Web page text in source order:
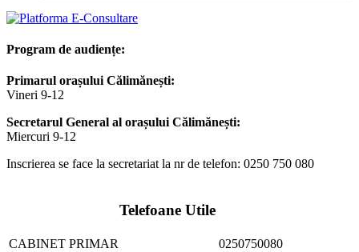
Program de audiențe:
Primarul orașului Călimănești:
Vineri 9-12
Secretarul General al orașului Călimănești:
Miercuri 9-12
Inscrierea se face la secretariat la nr de telefon: 0250 750 080
Telefoane Utile
CABINET PRIMAR
0250750080